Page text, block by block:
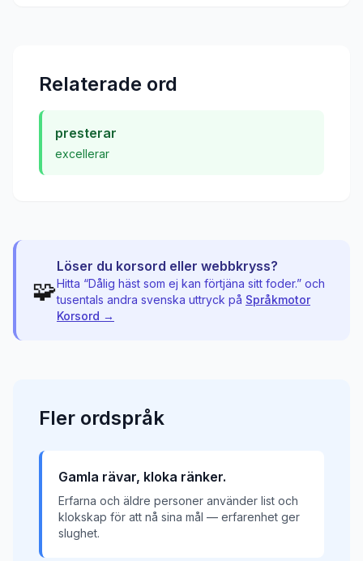
Relaterade ord
presterar
excellerar
🧩
Löser du korsord eller webbkryss?
Hitta “Dålig häst som ej kan förtjäna sitt foder.” och
tusentals andra svenska uttryck på Språkmotor
Korsord →
Fler ordspråk
Gamla rävar, kloka ränker.
Erfarna och äldre personer använder list och
klokskap för att nå sina mål — erfarenhet ger
slughet.